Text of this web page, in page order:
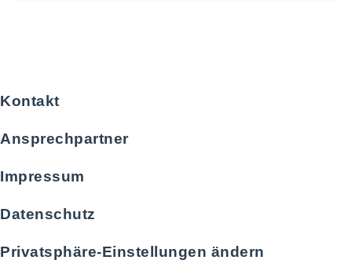
Kontakt
Ansprechpartner
Impressum
Datenschutz
Privatsphäre-Einstellungen ändern